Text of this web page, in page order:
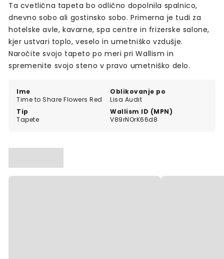
Ime
Time to Share Flowers Red
Oblikovanje po
Lisa Audit
Tip
Tapete
Wallism ID (MPN)
V89rNOrK66d8
Ta cvetlična tapeta bo odlično dopolnila spalnico,
dnevno sobo ali gostinsko sobo. Primerna je tudi za
hotelske avle, kavarne, spa centre in frizerske salone,
kjer ustvari toplo, veselo in umetniško vzdušje.
Naročite svojo tapeto po meri pri Wallism in
spremenite svojo steno v pravo umetniško delo.